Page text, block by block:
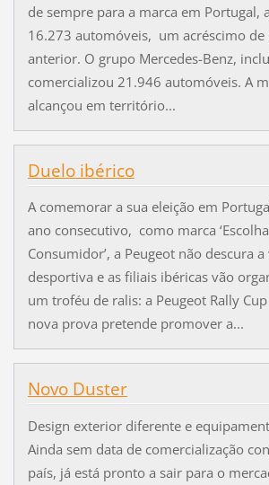
de sempre para a marca em Portugal,
16.273 automóveis, um acréscimo de
anterior. O grupo Mercedes-Benz,
comercializou 21.946 automóveis. A
alcançou em território...
Duelo ibérico
A comemorar a sua eleição em
ano consecutivo, como marca
Consumidor’, a Peugeot não descura
desportiva e as filiais ibéricas vão
um troféu de ralis: a Peugeot Rally
nova prova pretende promover a...
Novo Duster
Design exterior diferente e
Ainda sem data de comercialização
país, já está pronto a sair para o